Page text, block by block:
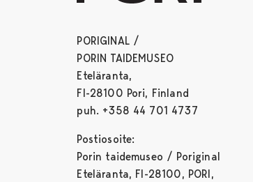
PORIGINAL /
PORIN TAIDEMUSEO
Eteläranta,
FI-28100 Pori, Finland
puh. +358 44 701 4737
Postiosoite:
Porin taidemuseo / Poriginal
Eteläranta, FI-28100, PORI,